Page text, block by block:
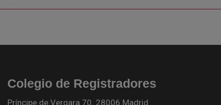
Colegio de Registradores
Príncipe de Vergara 70. 28006 Madrid